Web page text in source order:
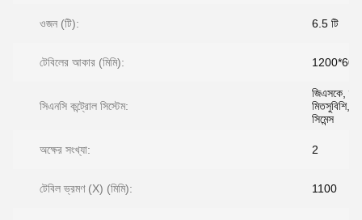
ওজন (টি): 6.5 টি
টেবিলের আকার (মিমি): 1200*600
সিএনসি কন্ট্রোল সিস্টেম:
জিএসকে,
মিতসুবিশি,
সিমেন্স
অক্ষের সংখ্যা: 2
টেবিল ভ্রমণ (X) (মিমি): 1100